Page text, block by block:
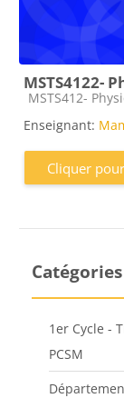
MSTS4122-
Catégorie de
MSTS412-
Enseignant:
Cliquer
1er Cycle -
PCSM